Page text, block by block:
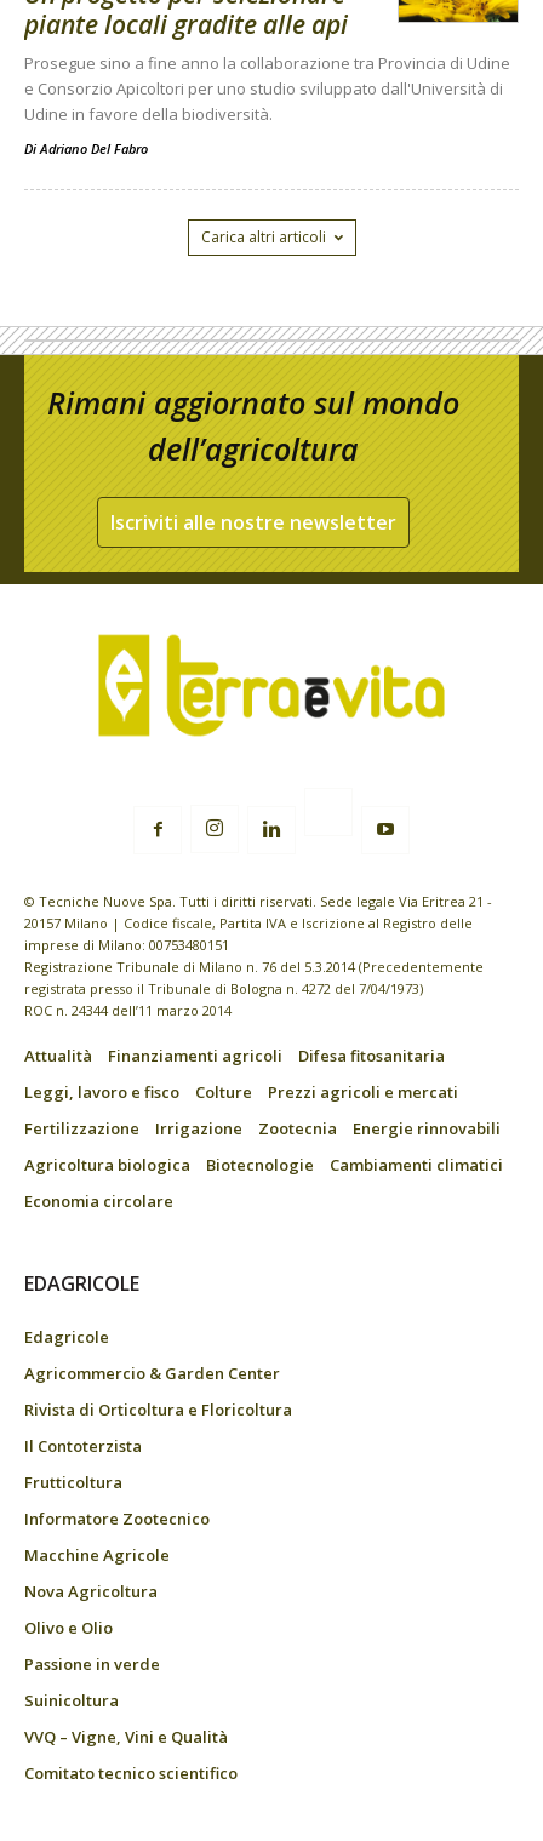
piante locali gradite alle api
Prosegue sino a fine anno la collaborazione tra Provincia di Udine
e Consorzio Apicoltori per uno studio sviluppato dall'Università di
Udine in favore della biodiversità.
DiAdriano Del Fabro
Carica altri articoli
Rimani aggiornato sul mondo
dell’agricoltura
Iscriviti alle nostre newsletter
© Tecniche Nuove Spa. Tutti i diritti riservati. Sede legale Via Eritrea 21 -
20157 Milano | Codice fiscale, Partita IVA e Iscrizione al Registro delle
imprese di Milano: 00753480151
Registrazione Tribunale di Milano n. 76 del 5.3.2014 (Precedentemente
registrata presso il Tribunale di Bologna n. 4272 del 7/04/1973)
ROC n. 24344 dell’11 marzo 2014
Attualità Finanziamenti agricoli
Difesa fitosanitaria
Leggi, lavoro e fisco
Colture
Prezzi agricoli e mercati
Fertilizzazione
Irrigazione Zootecnia
Energie rinnovabili
Agricoltura biologica
Biotecnologie
Cambiamenti climatici
Economia circolare
EDAGRICOLE
Edagricole
Agricommercio & Garden Center
Rivista di Orticoltura e Floricoltura
Il Contoterzista
Frutticoltura
Informatore Zootecnico
Macchine Agricole
Nova Agricoltura
Olivo e Olio
Passione in verde
Suinicoltura
VVQ – Vigne, Vini e Qualità
Comitato tecnico scientifico